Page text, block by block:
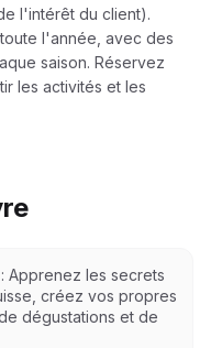
l'intérêt du client).
l'année, avec des
saison. Réservez
les activités et les
Apprenez les secrets
créez vos propres
dégustations et de